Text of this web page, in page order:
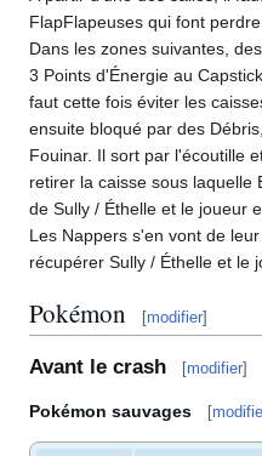
FlapFlapeuses qui font
Dans les zones suivantes,
3 Points d'Énergie au
faut cette fois éviter les
ensuite bloqué par des
Fouinar. Il sort par l'écoutille
retirer la caisse sous laquelle
de Sully / Éthelle et le joueur
Les Nappers s'en vont de
récupérer Sully / Éthelle et le
Pokémon [modifier]
Avant le crash [modifier]
Pokémon sauvages [